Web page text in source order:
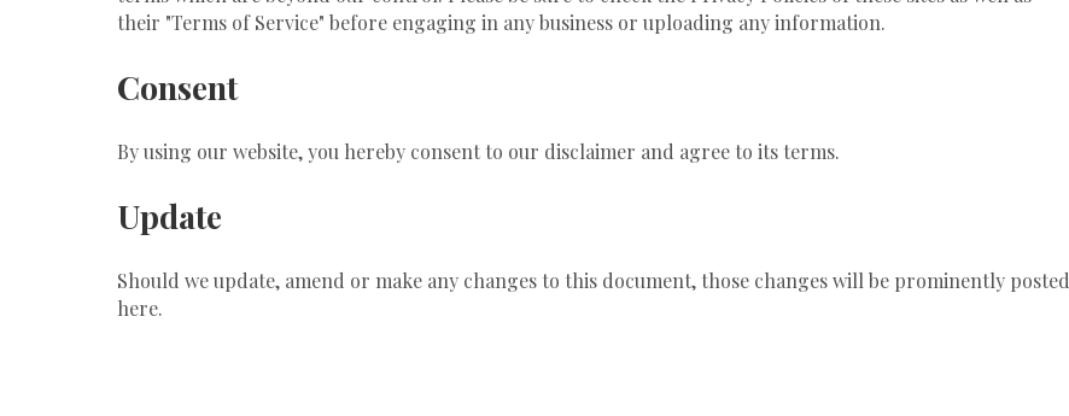
their "Terms of Service" before engaging in any business or uploading any information.
Consent
By using our website, you hereby consent to our disclaimer and agree to its terms.
Update
Should we update, amend or make any changes to this document, those changes will be prominently posted
here.